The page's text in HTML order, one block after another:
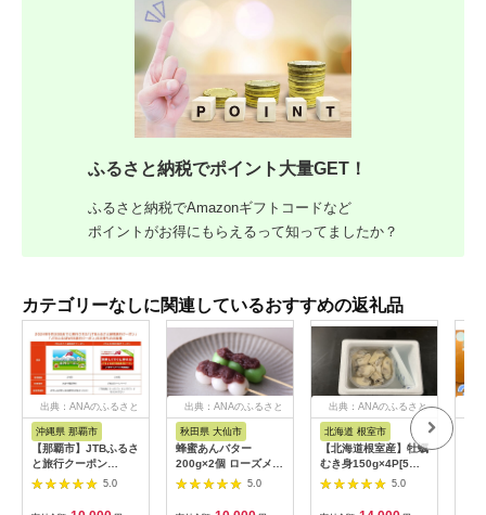
ふるさと納税でポイント大量GET！
ふるさと納税でAmazonギフトコードなど
ポイントがお得にもらえるって知ってましたか？
カテゴリーなしに関連しているおすすめの返礼品
出典：ANAのふるさと
沖縄県 那覇市
【那覇市】JTBふるさ
と旅行クーポン
（3,000円分）有効期
間3年（Eメール発
行）｜旅行 トラベル
5.0
出典：ANAのふるさと
秋田県 大仙市
蜂蜜あんバター
200g×2個 ローズメイ
[あんバター はちみ
つ 発酵バター あん
こ 水あめ不使用 秋
5.0
出典：ANAのふるさと
納税
北海道 根室市
【北海道根室産】牡蠣
むき身150g×4P[5月
下旬以降発送] A-
5.0